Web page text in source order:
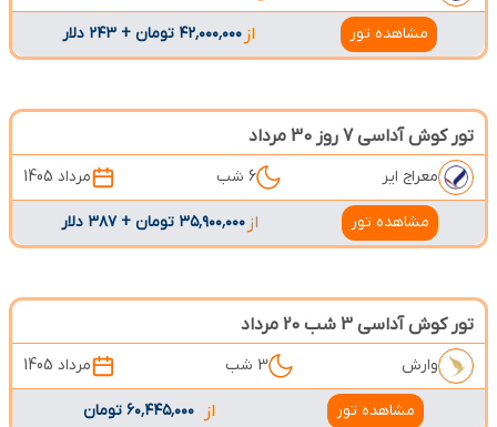
مشاهده تور از۴۲٬۰۰۰٬۰۰۰ تومان + ۲۴۳ دلار
تور کوش آداسی 7 روز 30 مرداد
معراج ایر 6 شب مرداد 1405
مشاهده تور از۳۵٬۹۰۰٬۰۰۰ تومان + ۳۸۷ دلار
تور کوش آداسی 3 شب 20 مرداد
وارش 3 شب مرداد 1405
مشاهده تور از ۶۰٬۴۴۵٬۰۰۰ تومان